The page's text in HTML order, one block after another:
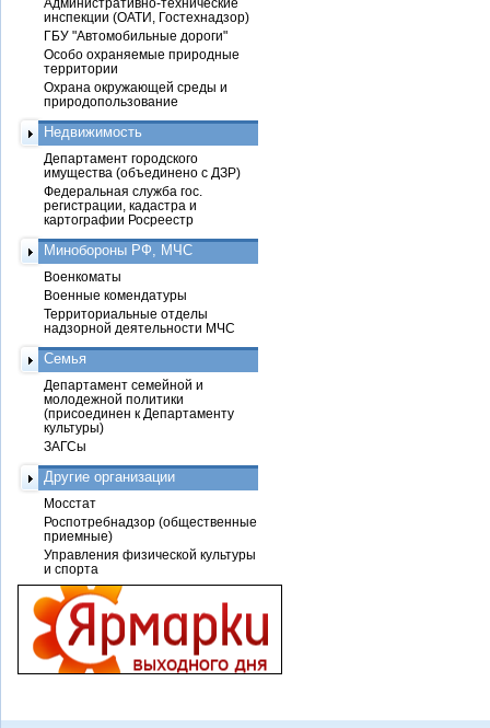
инспекции (ОАТИ, Гостехнадзор)
ГБУ "Автомобильные дороги"
Особо охраняемые природные
территории
Охрана окружающей среды и
природопользование
Недвижимость
Департамент городского
имущества (объединено с ДЗР)
Федеральная служба гос.
регистрации, кадастра и
картографии Росреестр
Минобороны РФ, МЧС
Военкоматы
Военные комендатуры
Территориальные отделы
надзорной деятельности МЧС
Семья
Департамент семейной и
молодежной политики
(присоединен к Департаменту
культуры)
ЗАГСы
Другие организации
Мосстат
Роспотребнадзор (общественные
приемные)
Управления физической культуры
и спорта